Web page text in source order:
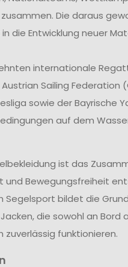
Die daraus
die Entwicklung neuer
internationale
Sailing Federation
sowie der Bayrische
auf dem
ist das
Bewegungsfreiheit
Segelsport bildet die
die sowohl an Bord
funktionieren.